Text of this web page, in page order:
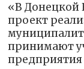
«В Донецкой
проект
принимают